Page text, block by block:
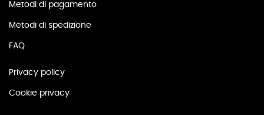
Metodi di pagamento
Metodi di spedizione
FAQ
Privacy policy
Cookie privacy